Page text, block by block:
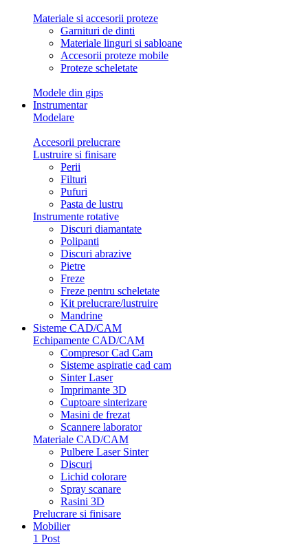
Materiale si accesorii proteze
Garnituri de dinti
Materiale linguri si sabloane
Accesorii proteze mobile
Proteze scheletate
Modele din gips
Instrumentar
Modelare
Accesorii prelucrare
Lustruire si finisare
Perii
Filturi
Pufuri
Pasta de lustru
Instrumente rotative
Discuri diamantate
Polipanti
Discuri abrazive
Pietre
Freze
Freze pentru scheletate
Kit prelucrare/lustruire
Mandrine
Sisteme CAD/CAM
Echipamente CAD/CAM
Compresor Cad Cam
Sisteme aspiratie cad cam
Sinter Laser
Imprimante 3D
Cuptoare sinterizare
Masini de frezat
Scannere laborator
Materiale CAD/CAM
Pulbere Laser Sinter
Discuri
Lichid colorare
Spray scanare
Rasini 3D
Prelucrare si finisare
Mobilier
1 Post